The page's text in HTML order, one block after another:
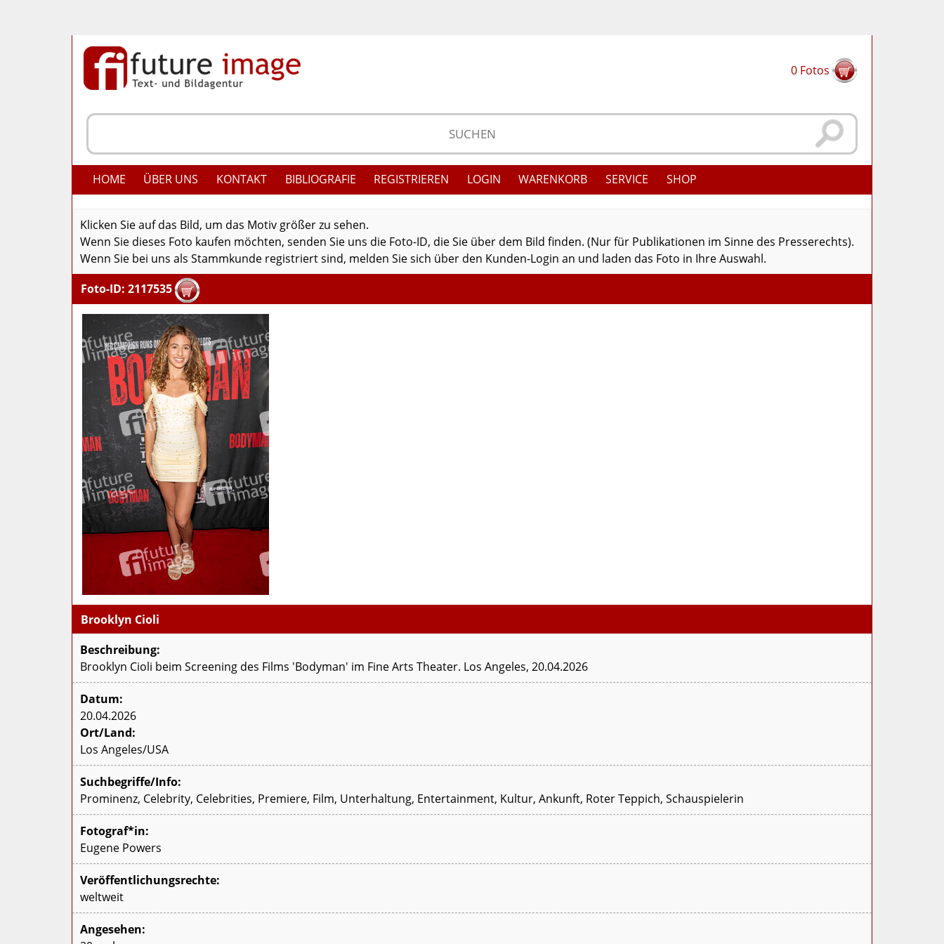
0 Fotos
HOME ÜBER UNS KONTAKT BIBLIOGRAFIE REGISTRIEREN LOGIN WARENKORB SERVICE SHOP
Klicken Sie auf das Bild, um das Motiv größer zu sehen.
Wenn Sie dieses Foto kaufen möchten, senden Sie uns die Foto-ID, die Sie über dem Bild finden. (Nur für Publikationen im Sinne des Presserechts).
Wenn Sie bei uns als Stammkunde registriert sind, melden Sie sich über den Kunden-Login an und laden das Foto in Ihre Auswahl.
Foto-ID: 2117535
Brooklyn Cioli
Beschreibung:
Brooklyn Cioli beim Screening des Films 'Bodyman' im Fine Arts Theater. Los Angeles, 20.04.2026
Datum:
20.04.2026
Ort/Land:
Los Angeles/USA
Suchbegriffe/Info:
Prominenz, Celebrity, Celebrities, Premiere, Film, Unterhaltung, Entertainment, Kultur, Ankunft, Roter Teppich, Schauspielerin
Fotograf*in:
Eugene Powers
Veröffentlichungsrechte:
weltweit
Angesehen: